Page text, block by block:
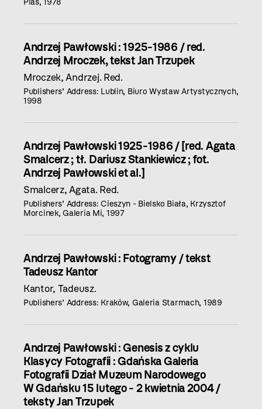
Andrzej Pawłowski : 1925-1986 / red.
Andrzej Mroczek, tekst Jan Trzupek
Mroczek, Andrzej. Red.
Publishers’ Address: Lublin, Biuro Wystaw Artystycznych,
1998
Andrzej Pawłowski 1925-1986 / [red. Agata
Smalcerz ; tł. Dariusz Stankiewicz ; fot.
Andrzej Pawłowski et al.]
Smalcerz, Agata. Red.
Publishers’ Address: Cieszyn - Bielsko Biała, Krzysztof
Morcinek, Galeria Mi, 1997
Andrzej Pawłowski : Fotogramy / tekst
Tadeusz Kantor
Kantor, Tadeusz.
Publishers’ Address: Kraków, Galeria Starmach, 1989
Andrzej Pawłowski : Genesis z cyklu
Klasycy Fotografii : Gdańska Galeria
Fotografii Dział Muzeum Narodowego
W Gdańsku 15 lutego - 2 kwietnia 2004 /
teksty Jan Trzupek